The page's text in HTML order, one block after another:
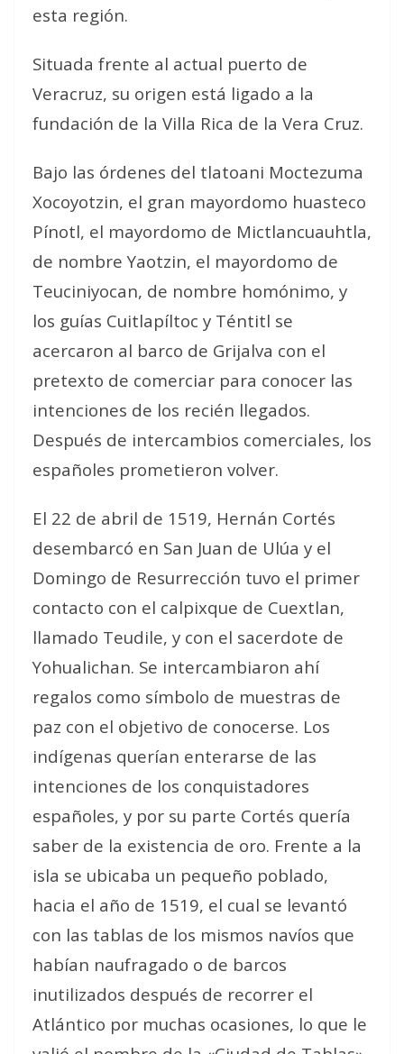
esta región.
Situada frente al actual puerto de
Veracruz, su origen está ligado a la
fundación de la Villa Rica de la Vera Cruz.
Bajo las órdenes del tlatoani Moctezuma
Xocoyotzin, el gran mayordomo huasteco
Pínotl, el mayordomo de Mictlancuauhtla,
de nombre Yaotzin, el mayordomo de
Teuciniyocan, de nombre homónimo, y
los guías Cuitlapíltoc y Téntitl se
acercaron al barco de Grijalva con el
pretexto de comerciar para conocer las
intenciones de los recién llegados.
Después de intercambios comerciales, los
españoles prometieron volver.
El 22 de abril de 1519, Hernán Cortés
desembarcó en San Juan de Ulúa y el
Domingo de Resurrección tuvo el primer
contacto con el calpixque de Cuextlan,
llamado Teudile, y con el sacerdote de
Yohualichan. Se intercambiaron ahí
regalos como símbolo de muestras de
paz con el objetivo de conocerse. Los
indígenas querían enterarse de las
intenciones de los conquistadores
españoles, y por su parte Cortés quería
saber de la existencia de oro. Frente a la
isla se ubicaba un pequeño poblado,
hacia el año de 1519, el cual se levantó
con las tablas de los mismos navíos que
habían naufragado o de barcos
inutilizados después de recorrer el
Atlántico por muchas ocasiones, lo que le